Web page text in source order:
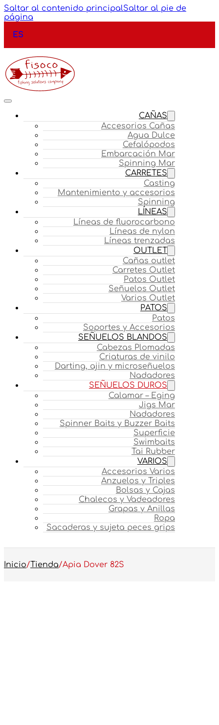
Saltar al contenido principalSaltar al pie de
página
ES
CAÑAS
Accesorios Cañas
Agua Dulce
Cefalópodos
Embarcación Mar
Spinning Mar
CARRETES
Casting
Mantenimiento y accesorios
Spinning
LÍNEAS
Líneas de fluorocarbono
Líneas de nylon
Líneas trenzadas
OUTLET
Cañas outlet
Carretes Outlet
Patos Outlet
Señuelos Outlet
Varios Outlet
PATOS
Patos
Soportes y Accesorios
SEÑUELOS BLANDOS
Cabezas Plomadas
Criaturas de vinilo
Darting, ajin y microseñuelos
Nadadores
SEÑUELOS DUROS
Calamar – Eging
Jigs Mar
Nadadores
Spinner Baits y Buzzer Baits
Superficie
Swimbaits
Tai Rubber
VARIOS
Accesorios Varios
Anzuelos y Triples
Bolsas y Cajas
Chalecos y Vadeadores
Grapas y Anillas
Ropa
Sacaderas y sujeta peces grips
Inicio/Tienda/Apia Dover 82S